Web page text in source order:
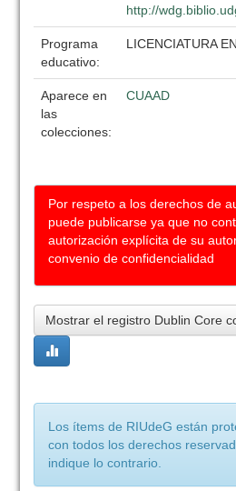
http://
Programa
educativo:
LICENCIATURA
Aparece en
las
colecciones:
CUAAD
Por respeto a los derechos de
puede publicarse ya que no
autorización explícita de su
convenio de confidencialidad
Mostrar el registro Dublin Core
Los ítems de RIUdeG están
con todos los derechos
indique lo contrario.